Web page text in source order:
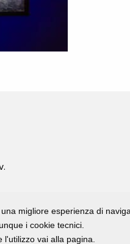
migliore esperienza di
i cookie tecnici.
vai alla pagina.